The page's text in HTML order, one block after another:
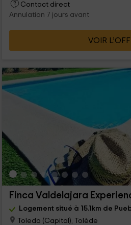
Contact direct
Annulation 7 jours avant
VOIR
Finca Valdelajara
Logement situé à 15.1km de
Toledo (Capital), Tolède